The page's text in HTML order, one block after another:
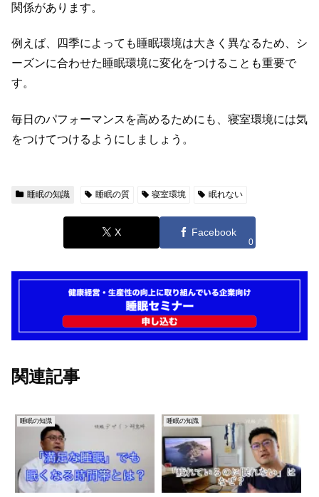
関係があります。
例えば、四季によっても睡眠環境は大きく異なるため、シ
ーズンに合わせた睡眠環境に変化をつけることも重要で
す。
毎日のパフォーマンスを高めるためにも、寝室環境には気
をつけてつけるようにしましょう。
睡眠の知識 睡眠の質 寝室環境 眠れない
X Facebook
0
関連記事
睡眠の知識 睡眠の知識